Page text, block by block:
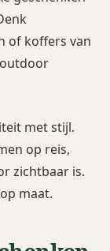
of koffers van
met stijl.
op reis,
zichtbaar is.
maat.